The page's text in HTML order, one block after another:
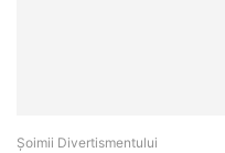
Şoimii Divertismentului